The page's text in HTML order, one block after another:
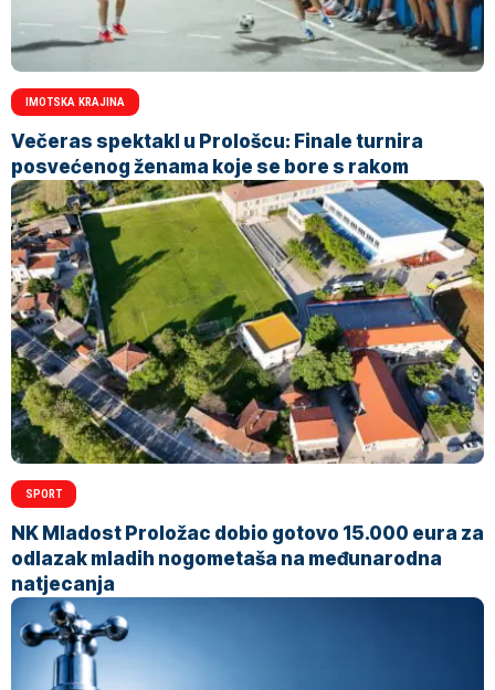
IMOTSKA KRAJINA
Večeras spektakl u Prološcu: Finale turnira
posvećenog ženama koje se bore s rakom
SPORT
NK Mladost Proložac dobio gotovo 15.000 eura za
odlazak mladih nogometaša na međunarodna
natjecanja